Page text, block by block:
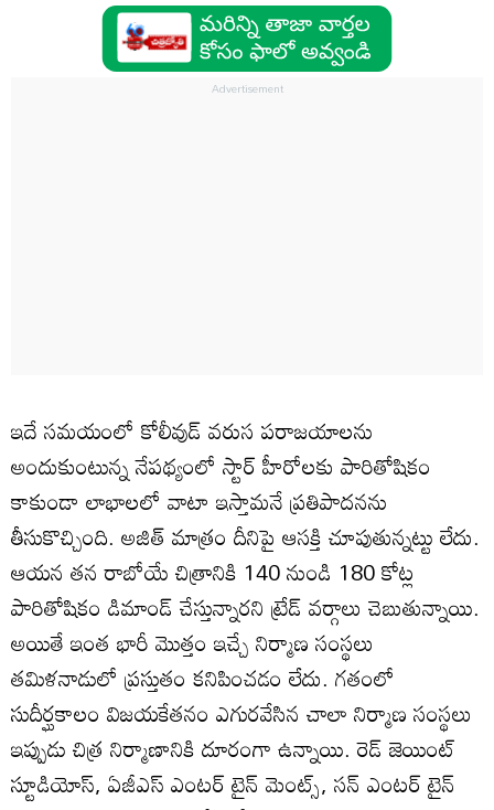
ఇదే సమయంలో కోలీవుడ్ వరుస పరాజయాలను
అందుకుంటున్న నేపథ్యంలో స్టార్ హీరోలకు పారితోషికం
కాకుండా లాభాలలో వాటా ఇస్తామనే ప్రతిపాదనను
తీసుకొచ్చింది. అజిత్‌ మాత్రం దీనిపై ఆసక్తి చూపుతున్నట్టు లేదు.
ఆయన తన రాబోయే చిత్రానికి 140 నుండి 180 కోట్ల
పారితోషికం డిమాండ్‌ చేస్తున్నారని ట్రేడ్‌ వర్గాలు చెబుతున్నాయి.
అయితే ఇంత భారీ మొత్తం ఇచ్చే నిర్మాణ సంస్థలు
తమిళనాడులో ప్రస్తుతం కనిపించడం లేదు. గతంలో
సుదీర్ఘకాలం విజయకేతనం ఎగురవేసిన చాలా నిర్మాణ సంస్థలు
ఇప్పుడు చిత్ర నిర్మాణానికి దూరంగా ఉన్నాయి. రెడ్ జెయింట్‌
స్టూడియోస్, ఏజీఎస్‌ ఎంటర్ టైన్ మెంట్స్, సన్ ఎంటర్ టైన్‌